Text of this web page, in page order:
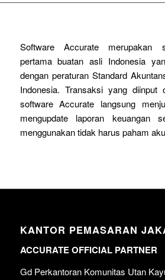
Software Accurate merupakan
pertama buatan asli Indonesia
dengan peraturan Standard
Indonesia. Transaksi yang
software Accurate langsung
mengupdate laporan keuangan
menggunakan tidak harus paham
KANTOR PEMASARAN
ACCURATE OFFICIAL PARTNER
Gd Perkantoran Komunitas Utan